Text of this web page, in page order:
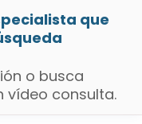
que
o busca
vídeo consulta.